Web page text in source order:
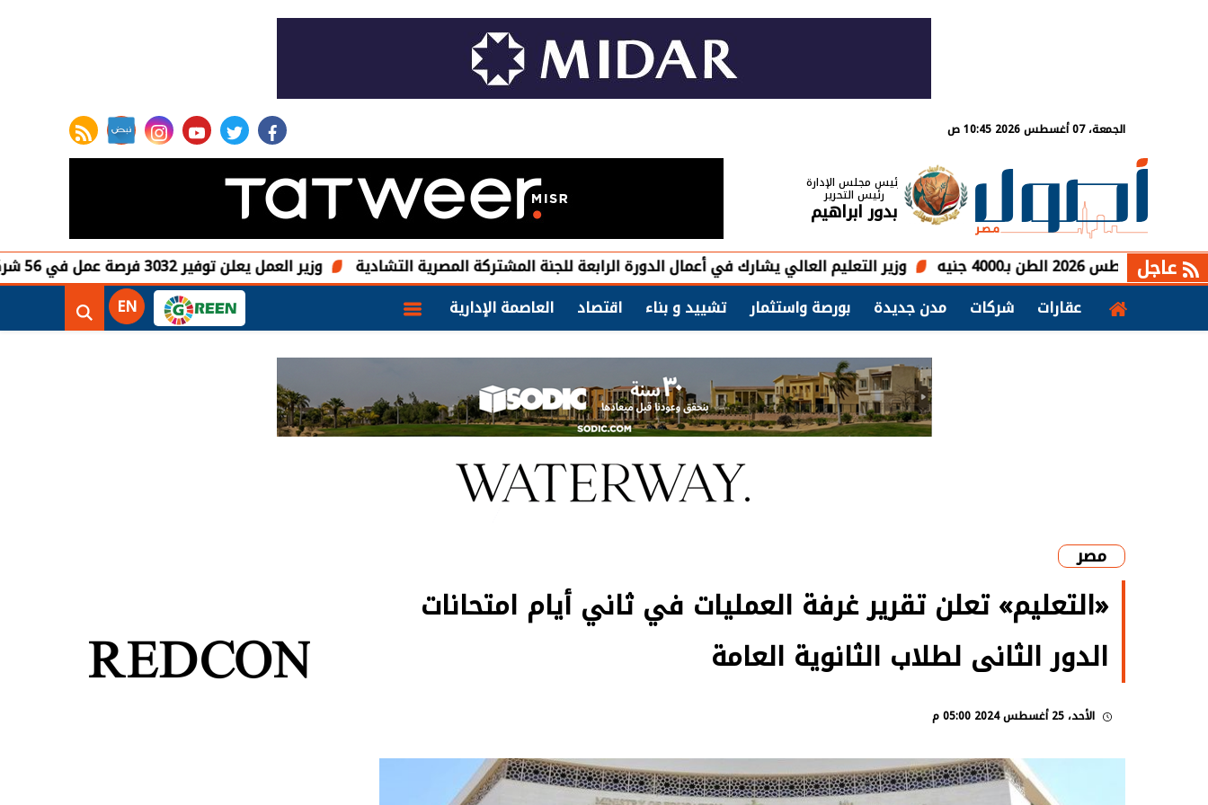
الجمعة، 07 أغسطس 2026 10:45 ص facebook
twitter
youtube
instagram
rss feed
رئيس مجلس الإدارة
رئيس التحرير
بدور ابراهيم
عاجل وزير العمل يعلن توفير 3032 فرصة عمل في 56 شركة بـ 9 محافظات
وزير التعليم العالي يشارك في أعمال الدورة الرابعة للجنة المشتركة المصرية التشادية
عقارات
شركات مدن جديدة بورصة واستثمار تشييد و بناء اقتصاد العاصمة الإدارية EN
مصر
«التعليم» تعلن تقرير غرفة العمليات في ثاني أيام امتحانات
الدور الثانى لطلاب الثانوية العامة
الأحد، 25 أغسطس 2024 05:00 م